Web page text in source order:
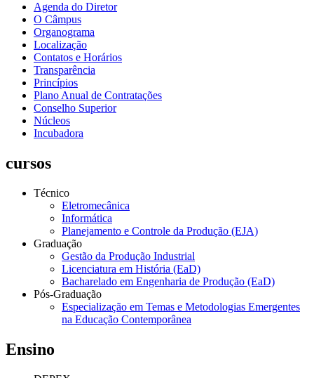
Agenda do Diretor
O Câmpus
Organograma
Localização
Contatos e Horários
Transparência
Princípios
Plano Anual de Contratações
Conselho Superior
Núcleos
Incubadora
cursos
Técnico
Eletromecânica
Informática
Planejamento e Controle da Produção (EJA)
Graduação
Gestão da Produção Industrial
Licenciatura em História (EaD)
Bacharelado em Engenharia de Produção (EaD)
Pós-Graduação
Especialização em Temas e Metodologias Emergentes
na Educação Contemporânea
Ensino